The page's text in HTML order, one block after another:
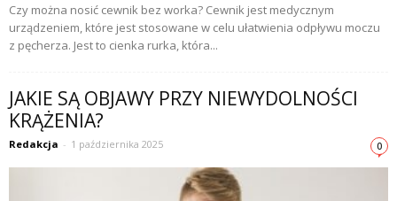
Czy można nosić cewnik bez worka? Cewnik jest medycznym
urządzeniem, które jest stosowane w celu ułatwienia odpływu moczu
z pęcherza. Jest to cienka rurka, która...
JAKIE SĄ OBJAWY PRZY NIEWYDOLNOŚCI
KRĄŻENIA?
Redakcja - 1 października 2025 0